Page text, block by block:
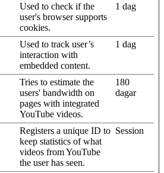
Used to check if the
user's browser supports
cookies.
1 dag
Used to track user’s
interaction with
embedded content.
1 dag
Tries to estimate the
users' bandwidth on
pages with integrated
YouTube videos.
180
dagar
Registers a unique ID to
keep statistics of what
videos from YouTube
the user has seen.
Session